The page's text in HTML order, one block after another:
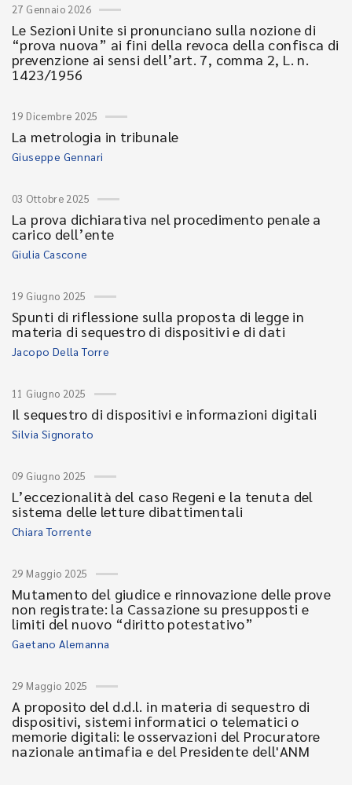
27 Gennaio 2026
Le Sezioni Unite si pronunciano sulla nozione di
“prova nuova” ai fini della revoca della confisca di
prevenzione ai sensi dell’art. 7, comma 2, L. n.
1423/1956
19 Dicembre 2025
La metrologia in tribunale
Giuseppe Gennari
03 Ottobre 2025
La prova dichiarativa nel procedimento penale a
carico dell’ente
Giulia Cascone
19 Giugno 2025
Spunti di riflessione sulla proposta di legge in
materia di sequestro di dispositivi e di dati
Jacopo Della Torre
11 Giugno 2025
Il sequestro di dispositivi e informazioni digitali
Silvia Signorato
09 Giugno 2025
L’eccezionalità del caso Regeni e la tenuta del
sistema delle letture dibattimentali
Chiara Torrente
29 Maggio 2025
Mutamento del giudice e rinnovazione delle prove
non registrate: la Cassazione su presupposti e
limiti del nuovo “diritto potestativo”
Gaetano Alemanna
29 Maggio 2025
A proposito del d.d.l. in materia di sequestro di
dispositivi, sistemi informatici o telematici o
memorie digitali: le osservazioni del Procuratore
nazionale antimafia e del Presidente dell'ANM